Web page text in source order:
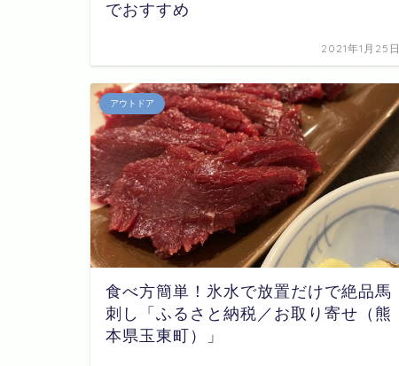
でおすすめ
2021年1月25日
アウトドア
食べ方簡単！氷水で放置だけで絶品馬
刺し「ふるさと納税／お取り寄せ（熊
本県玉東町）」